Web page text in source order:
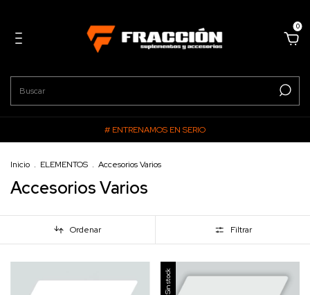
0
# ENTRENAMOS EN SERIO
Inicio . ELEMENTOS . Accesorios Varios
Accesorios Varios
Ordenar Filtrar
Sin stock